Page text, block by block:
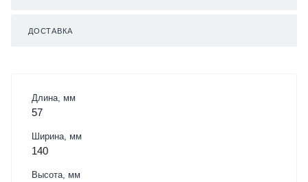
ДОСТАВКА
Длина, мм
57
Ширина, мм
140
Высота, мм